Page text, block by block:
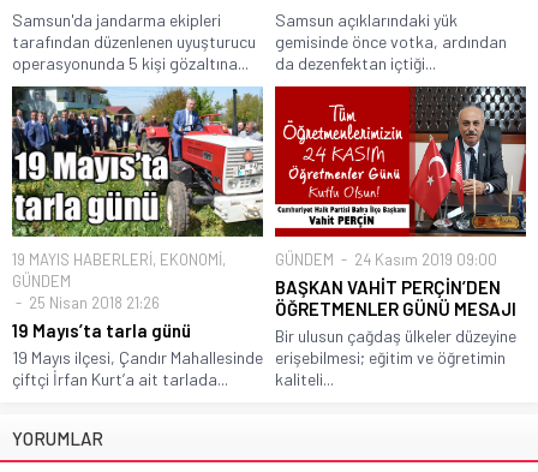
Samsun'da jandarma ekipleri
tarafından düzenlenen uyuşturucu
operasyonunda 5 kişi gözaltına...
Samsun açıklarındaki yük
gemisinde önce votka, ardından
da dezenfektan içtiği...
19 MAYIS HABERLERİ, EKONOMİ,
GÜNDEM
25 Nisan 2018 21:26
19 Mayıs’ta tarla günü
19 Mayıs ilçesi, Çandır Mahallesinde
çiftçi İrfan Kurt’a ait tarlada...
GÜNDEM 24 Kasım 2019 09:00
BAŞKAN VAHİT PERÇİN’DEN
ÖĞRETMENLER GÜNÜ MESAJI
Bir ulusun çağdaş ülkeler düzeyine
erişebilmesi; eğitim ve öğretimin
kaliteli...
YORUMLAR